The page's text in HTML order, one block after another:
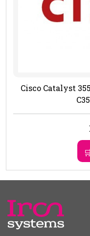
Cisco Catalyst